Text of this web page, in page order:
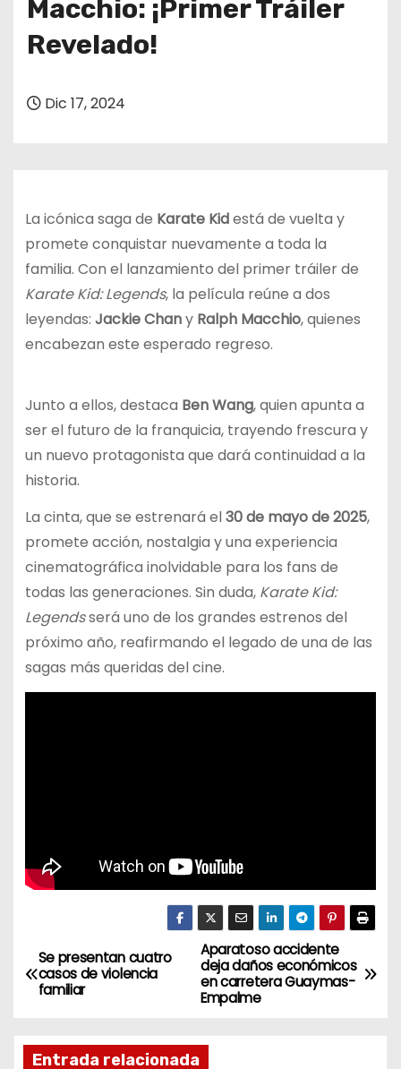
Macchio: ¡Primer Tráiler
Revelado!
Dic 17, 2024
La icónica saga de Karate Kidestá de vuelta y
promete conquistar nuevamente a toda la
familia. Con el lanzamiento del primer tráiler de
Karate Kid: Legends, la película reúne a dos
leyendas: Jackie Chany Ralph Macchio, quienes
encabezan este esperado regreso.
Junto a ellos, destaca Ben Wang, quien apunta a
ser el futuro de la franquicia, trayendo frescura y
un nuevo protagonista que dará continuidad a la
historia.
La cinta, que se estrenará el30 de mayo de 2025,
promete acción, nostalgia y una experiencia
cinematográfica inolvidable para los fans de
todas las generaciones. Sin duda, Karate Kid:
Legendsserá uno de los grandes estrenos del
próximo año, reafirmando el legado de una de las
sagas más queridas del cine.
N
a
Aparatoso accidente
deja daños económicos
en carretera Guaymas-
Empalme
Se presentan cuatro
casos de violencia
familiar
Entrada relacionada